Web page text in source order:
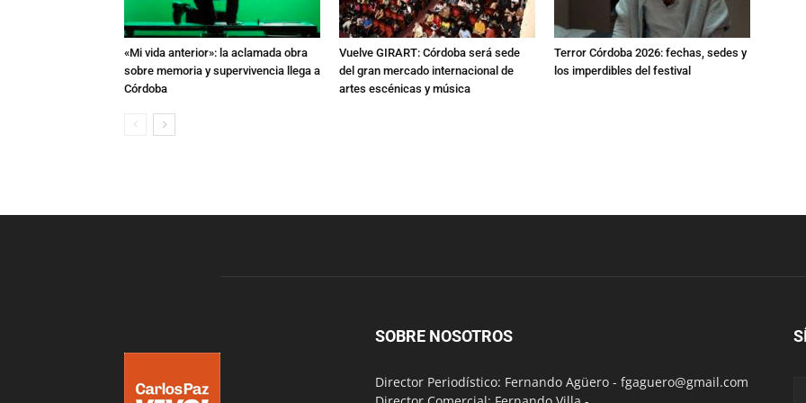
«Mi vida anterior»: la aclamada obra
sobre memoria y supervivencia llega a
Córdoba
Vuelve GIRART: Córdoba será sede
del gran mercado internacional de
artes escénicas y música
Terror Córdoba 2026: fechas, sedes y
los imperdibles del festival
SOBRE NOSOTROS
Director Periodístico: Fernando Agüero - fgaguero@gmail.com